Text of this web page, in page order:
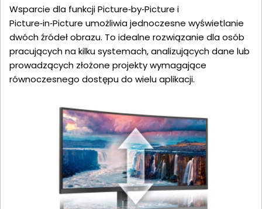
Wsparcie dla funkcji Picture‑by‑Picture i
Picture‑in‑Picture umożliwia jednoczesne wyświetlanie
dwóch źródeł obrazu. To idealne rozwiązanie dla osób
pracujących na kilku systemach, analizujących dane lub
prowadzących złożone projekty wymagające
równoczesnego dostępu do wielu aplikacji.